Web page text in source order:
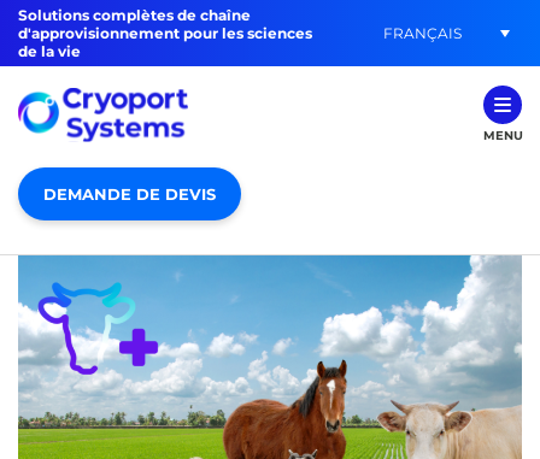
Solutions complètes de chaîne
d'approvisionnement pour les sciences
de la vie
FRANÇAIS
MENU
DEMANDE DE DEVIS